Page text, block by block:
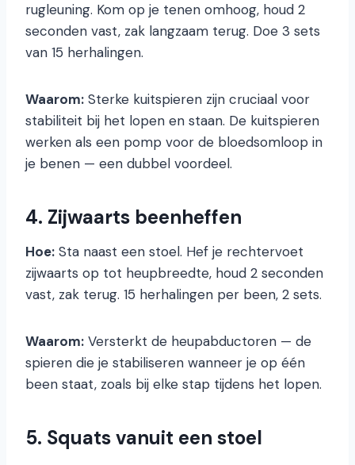
rugleuning. Kom op je tenen omhoog, houd 2
seconden vast, zak langzaam terug. Doe 3 sets
van 15 herhalingen.
Waarom: Sterke kuitspieren zijn cruciaal voor
stabiliteit bij het lopen en staan. De kuitspieren
werken als een pomp voor de bloedsomloop in
je benen — een dubbel voordeel.
4. Zijwaarts beenheffen
Hoe: Sta naast een stoel. Hef je rechtervoet
zijwaarts op tot heupbreedte, houd 2 seconden
vast, zak terug. 15 herhalingen per been, 2 sets.
Waarom: Versterkt de heupabductoren — de
spieren die je stabiliseren wanneer je op één
been staat, zoals bij elke stap tijdens het lopen.
5. Squats vanuit een stoel